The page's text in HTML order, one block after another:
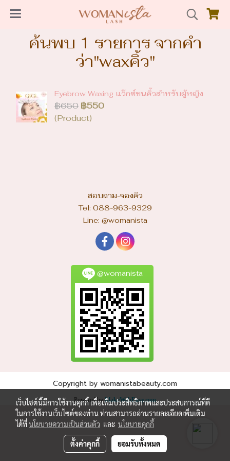
ค้นพบ 1 รายการ จากคำ
ว่า"waxคิ้ว"
Eyebrow Waxing แว๊กซ์ขนคิ้วสำหรับผู้หญิง
฿650 ฿550
(Product)
สอบถาม-จองคิว
Tel: 088-963-9329
Line: @womanista
@womanista
Copyright by womanistabeauty.com
Powered byMakeWebEasy.com
เว็บไซต์นี้มีการใช้งานคุกกี้ เพื่อเพิ่มประสิทธิภาพและประสบการณ์ที่ดี
ในการใช้งานเว็บไซต์ของท่าน ท่านสามารถอ่านรายละเอียดเพิ่มเติม
ได้ที่นโยบายความเป็นส่วนตัว และ นโยบายคุกกี้
ตั้งค่าคุกกี้ ยอมรับทั้งหมด